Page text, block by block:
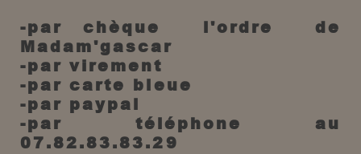
-par chèque l'ordre de
Madam'gascar
-par virement
-par carte bleue
-par paypal
-par téléphone au
07.82.83.83.29